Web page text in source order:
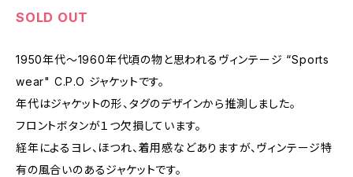
SOLD OUT
1950年代〜1960年代頃の物と思われるヴィンテージ “Sports
wear" C.P.O ジャケットです。
年代はジャケットの形、タグのデザインから推測しました。
フロントボタンが１つ欠損しています。
経年によるヨレ、ほつれ、着用感などありますが、ヴィンテージ特
有の風合いのあるジャケットです。